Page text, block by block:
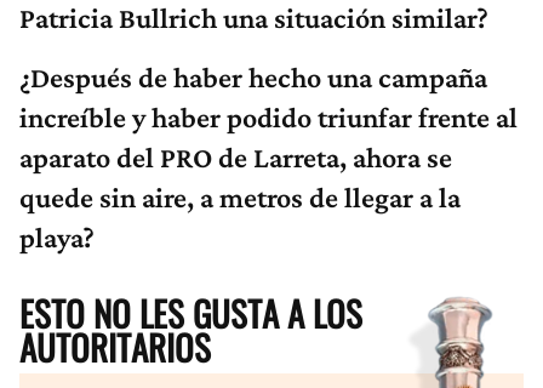
Patricia Bullrich una situación similar?
¿Después de haber hecho una campaña
increíble y haber podido triunfar frente al
aparato del PRO de Larreta, ahora se
quede sin aire, a metros de llegar a la
playa?
ESTO NO LES GUSTA A LOS
AUTORITARIOS